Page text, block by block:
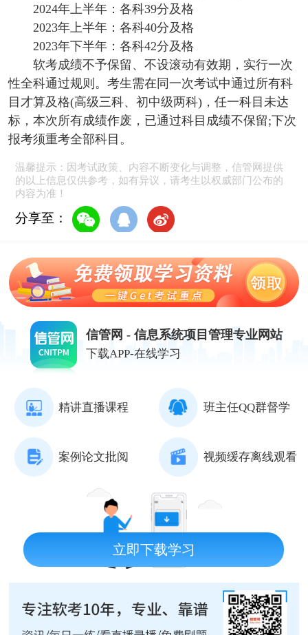
2024年上半年：各科39分及格
2023年上半年：各科40分及格
2023年下半年：各科42分及格
软考成绩不予保留、不设滚动有效期，实行一次
性全科通过规则。考生需在同一次考试中通过所有科
目才算及格(高级三科、初中级两科)，任一科目未达
标，本次所有成绩作废，已通过科目成绩不保留;下次
报考须重考全部科目。
温馨提示：因考试政策、内容不断变化与调整，信管网提供
的以上信息仅供参考，如有异议，请考生以权威部门公布的
内容为准！
分享至：
信管网 - 信息系统项目管理专业网站
下载APP-在线学习
精讲直播课程 班主任QQ群督学
案例论文批阅 视频缓存离线观看
立即下载学习